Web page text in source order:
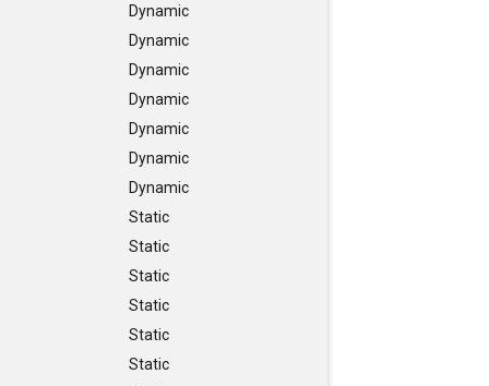
Dynamic
Dynamic
Dynamic
Dynamic
Dynamic
Dynamic
Dynamic
Static
Static
Static
Static
Static
Static